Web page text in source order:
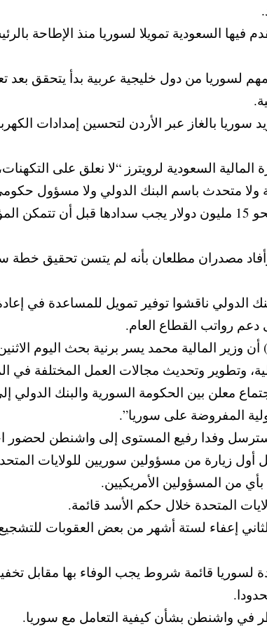
السعودية تمويلا لسوريا منذ الإطاحة
لسوريا من دول خليجية عربية بدأ يتحقق بعد
بالغاز عبر الأردن لتحسين إمدادات
السعودية لرويترز “لا نعلق على
ولا متحدث باسم البنك الدولي ولا مسؤول
وتوجد متأخرات على سوريا للبنك الدولي بنحو 15 مليون دولار
مصدران مطلعان بأنه لم يتسن تحقيق خطة
الدولي ناقشوا توفير تمويل للمساعدة في
رواتب القطاع العام.
أن وزير المالية محمد يسر برنية بحث اليوم
وتطوير وتحديث ‏مجالات العمل المختلفة في
معلن بين الحكومة السورية والبنك الدولي
المفروضة على سوريا”.
وفدا رفيع المستوى إلى واشنطن لحضور
زيارة من مسؤولين سوريين للولايات
من المسؤولين الأمريكيين.
المتحدة خلال حكم الأسد قائمة.
إعفاء لستة أشهر من بعض العقوبات
لسوريا قائمة شروط يجب الوفاء بها مقابل
في واشنطن بشأن كيفية التعامل مع سوريا.